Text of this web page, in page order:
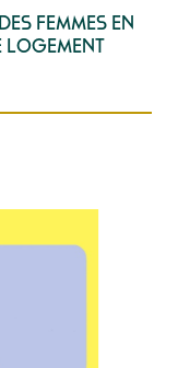
femmes en
logement